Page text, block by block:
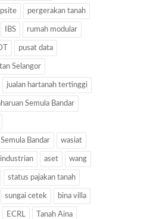
pergerakan tanah
IBS rumah modular
pusat data
Selangor
jualan hartanah tertinggi
Semula Bandar
Bandar wasiat
aset wang
status pajakan tanah
sungai cetek bina villa
ECRL Tanah Aina